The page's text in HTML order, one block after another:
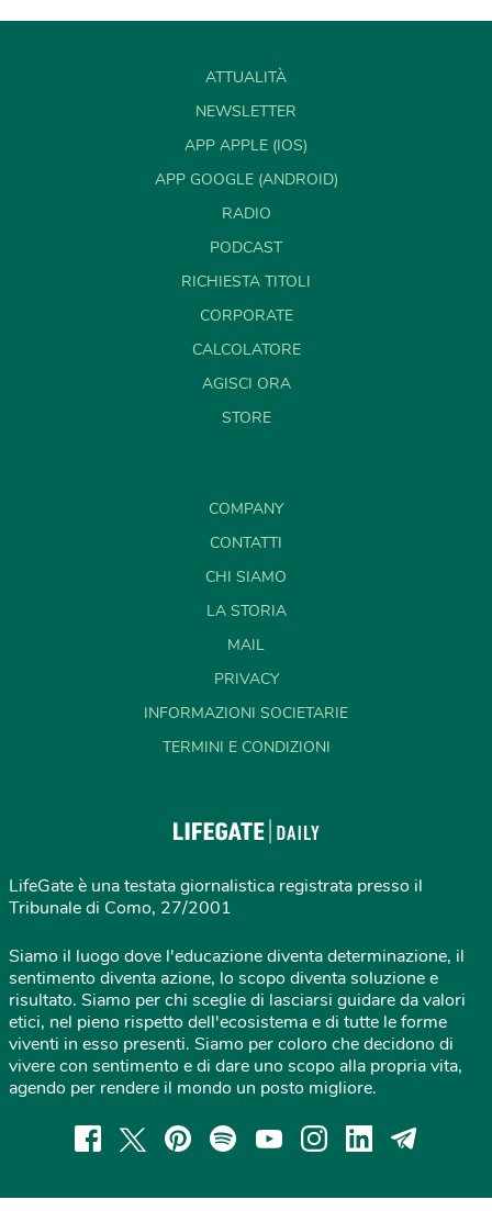
ATTUALITÀ
NEWSLETTER
APP APPLE (IOS)
APP GOOGLE (ANDROID)
RADIO
PODCAST
RICHIESTA TITOLI
CORPORATE
CALCOLATORE
AGISCI ORA
STORE
COMPANY
CONTATTI
CHI SIAMO
LA STORIA
MAIL
PRIVACY
INFORMAZIONI SOCIETARIE
TERMINI E CONDIZIONI
LifeGate è una testata giornalistica registrata presso il
Tribunale di Como, 27/2001
Siamo il luogo dove l'educazione diventa determinazione, il
sentimento diventa azione, lo scopo diventa soluzione e
risultato. Siamo per chi sceglie di lasciarsi guidare da valori
etici, nel pieno rispetto dell'ecosistema e di tutte le forme
viventi in esso presenti. Siamo per coloro che decidono di
vivere con sentimento e di dare uno scopo alla propria vita,
agendo per rendere il mondo un posto migliore.